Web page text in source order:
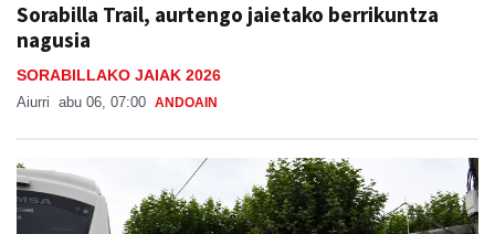
Sorabilla Trail, aurtengo jaietako berrikuntza
nagusia
SORABILLAKO JAIAK 2026
Aiurri abu 06, 07:00 ANDOAIN